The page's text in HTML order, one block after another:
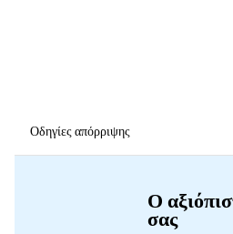
Οδηγίες απόρριψης
Ο
σας